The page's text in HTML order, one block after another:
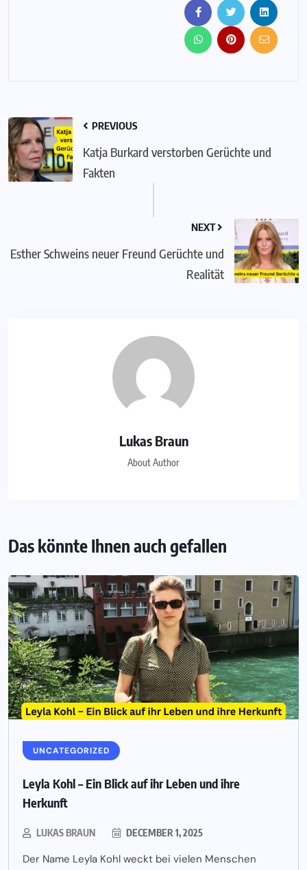
PREVIOUS
Katja Burkard verstorben Gerüchte und
Fakten
NEXT
Esther Schweins neuer Freund Gerüchte und
Realität
Lukas Braun
About Author
Das könnte Ihnen auch gefallen
UNCATEGORIZED
Leyla Kohl – Ein Blick auf ihr Leben und ihre
Herkunft
LUKAS BRAUN DECEMBER 1, 2025
Der Name Leyla Kohl weckt bei vielen Menschen